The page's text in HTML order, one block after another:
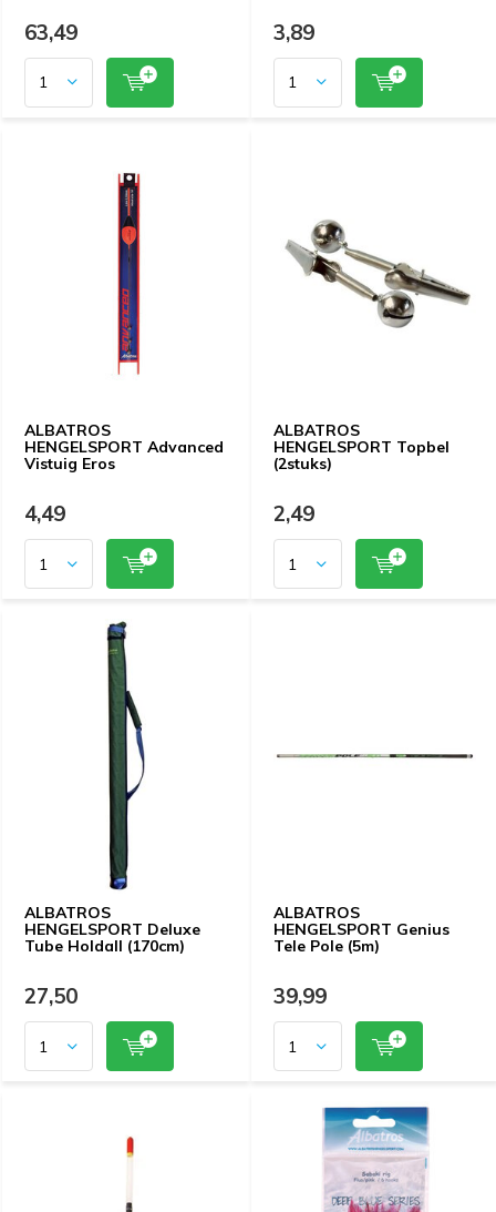
63,49 3,89
ALBATROS
HENGELSPORT Advanced
Vistuig Eros
4,49
ALBATROS
HENGELSPORT Topbel
(2stuks)
2,49
ALBATROS
HENGELSPORT Deluxe
Tube Holdall (170cm)
27,50
ALBATROS
HENGELSPORT Genius
Tele Pole (5m)
39,99